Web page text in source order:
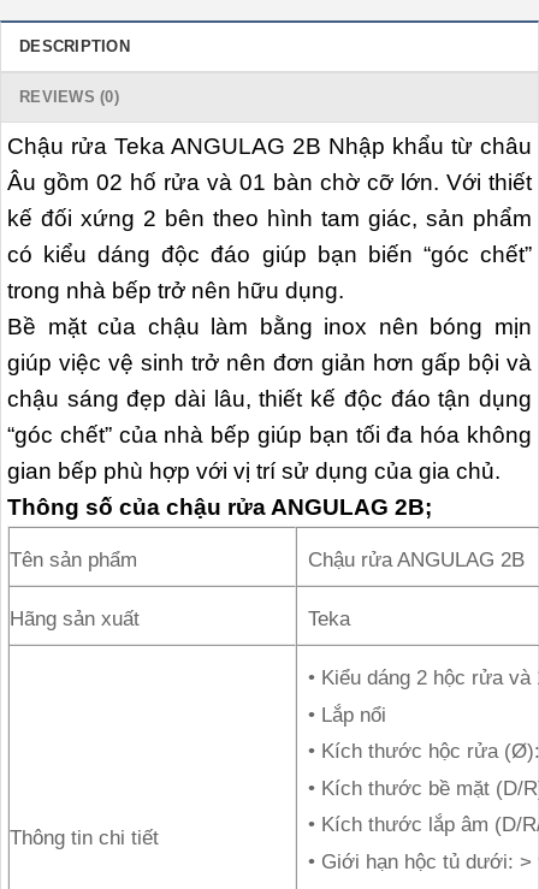
DESCRIPTION
REVIEWS (0)
Chậu rửa Teka ANGULAG 2B Nhập khẩu từ châu
Âu gồm 02 hố rửa và 01 bàn chờ cỡ lớn. Với thiết
kế đối xứng 2 bên theo hình tam giác, sản phẩm
có kiểu dáng độc đáo giúp bạn biến “góc chết”
trong nhà bếp trở nên hữu dụng.
Bề mặt của chậu làm bằng inox nên bóng mịn
giúp việc vệ sinh trở nên đơn giản hơn gấp bội và
chậu sáng đẹp dài lâu, thiết kế độc đáo tận dụng
“góc chết” của nhà bếp giúp bạn tối đa hóa không
gian bếp phù hợp với vị trí sử dụng của gia chủ.
Thông số của chậu rửa ANGULAG 2B;
Tên sản phẩm Chậu rửa ANGULAG 2B
Hãng sản xuất Teka
Thông tin chi tiết
• Kiểu dáng 2 hộc rửa và
• Lắp nổi
• Kích thước hộc rửa
• Kích thước bề mặt (D/
• Kích thước lắp âm (D/
• Giới hạn hộc tủ dưới: >